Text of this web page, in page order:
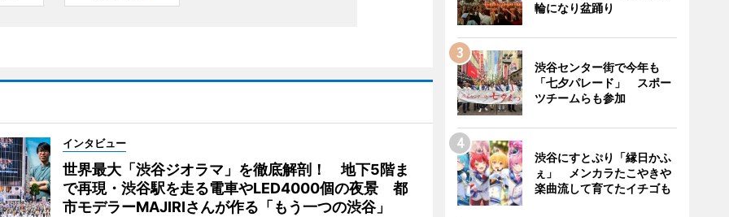
インタビュー
世界最大「渋谷ジオラマ」を徹底解剖！ 地下5階ま
で再現・渋谷駅を走る電車やLED4000個の夜景 都
市モデラーMAJIRIさんが作る「もう一つの渋谷」
輪になり盆踊り
渋谷センター街で今年も
「七夕パレード」 スポー
ツチームらも参加
渋谷にすとぷり「縁日かふ
ぇ」 メンカラたこやきや
楽曲流して育てたイチゴも